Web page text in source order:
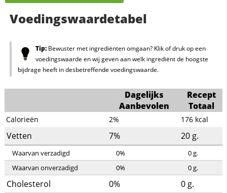
Voedingswaardetabel
Tip:Bewuster met ingrediënten omgaan? Klik of druk op een
voedingswaarde en wij geven aan welk ingrediënt de hoogste
bijdrage heeft in desbetreffende voedingswaarde.
Dagelijks
Aanbevolen
Recept
Totaal
Calorieën 2% 176 kcal
Vetten 7% 20 g.
Waarvan verzadigd 0% 0g.
Waarvan onverzadigd
0% 0g.
Cholesterol 0% 0 g.